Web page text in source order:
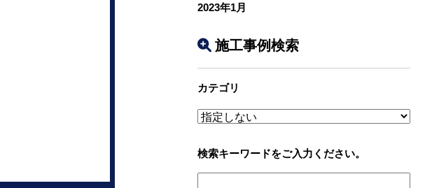
2023年1月
施工事例検索
カテゴリ
検索キーワードをご入力ください。